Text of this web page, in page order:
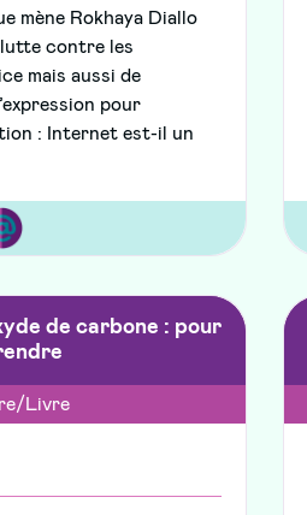
mène Rokhaya Diallo
lutte contre les
mais aussi de
pour
: Internet est-il un
de carbone : pour
Livre